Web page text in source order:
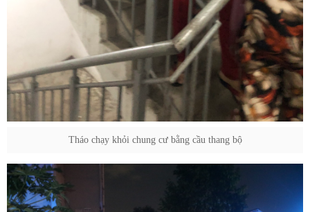
Tháo chạy khỏi chung cư bằng cầu thang bộ